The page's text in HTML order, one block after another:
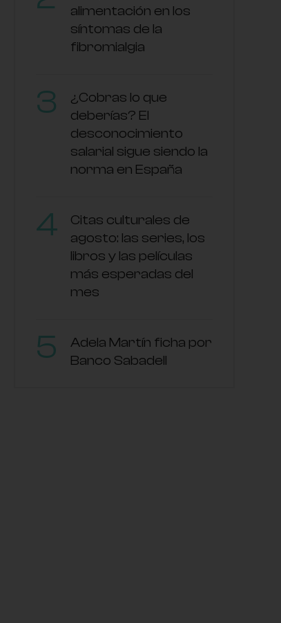
alimentación en los
síntomas de la
fibromialgia
¿Cobras lo que
deberías? El
desconocimiento
salarial sigue siendo la
norma en España
Citas culturales de
agosto: las series, los
libros y las películas
más esperadas del
mes
Adela Martín ficha por
Banco Sabadell